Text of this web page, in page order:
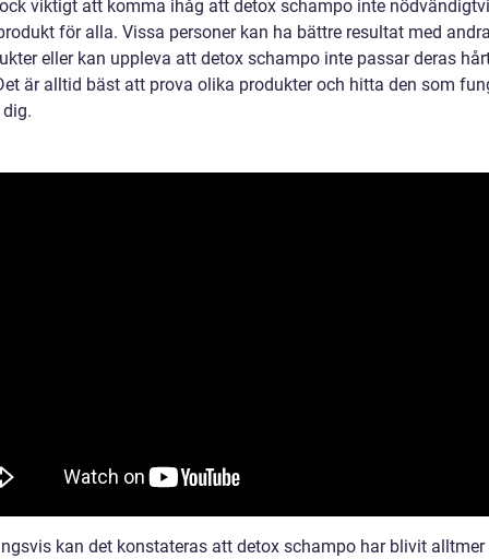
viktigt att komma ihåg att detox schampo inte
för alla. Vissa personer kan ha bättre resultat med
eller kan uppleva att detox schampo inte passar deras
är alltid bäst att prova olika produkter och hitta den som
kan det konstateras att detox schampo har blivit alltmer